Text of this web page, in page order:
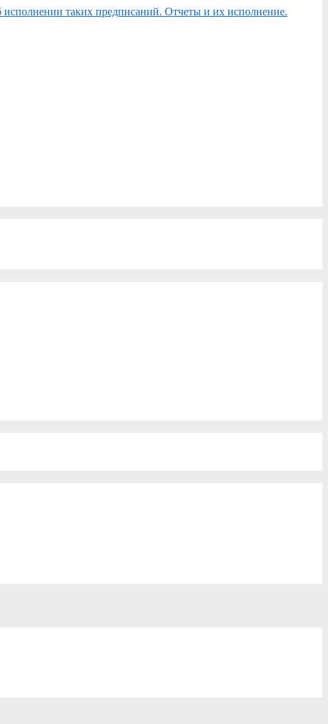
исполнении таких предписаний. Отчеты и их исполнение.